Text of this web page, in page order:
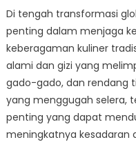
Di tengah transformasi
penting dalam menjaga
keberagaman kuliner
alami dan gizi yang
gado-gado, dan rendang
yang menggugah selera,
penting yang dapat
meningkatnya kesadaran